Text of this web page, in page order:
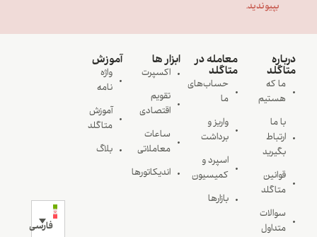
بپیوندید.
درباره
متاگلد
ما که
هستیم
با ما
ارتباط
بگیرید
قوانین
متاگلد
سوالات
متداول
معامله در
متاگلد
حساب‌های
ما
واریز و
برداشت
اسپرد و
کمیسیون
بازارها
ابزار ها
اکسپرت
تقویم
اقتصادی
ساعات
معاملاتی
اندیکاتورها
آموزش
واژه
نامه
آموزش
متاگلد
بلاگ
فارسی